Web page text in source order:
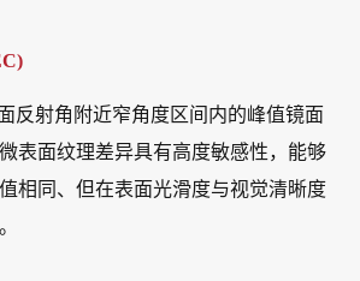
反射角附近窄角度区间内的峰值镜面
表面纹理差异具有高度敏感性，能够
相同、但在表面光滑度与视觉清晰度